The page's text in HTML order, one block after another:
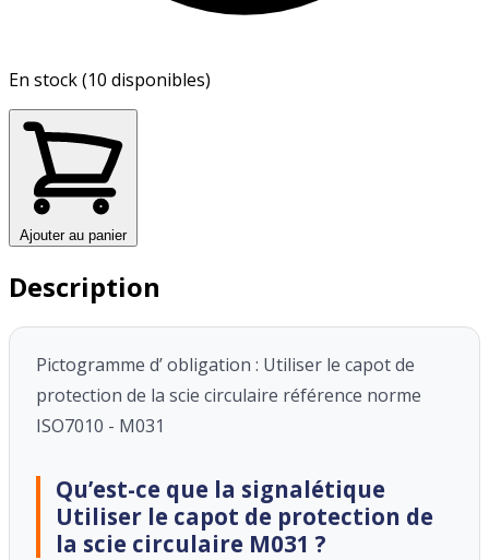
En stock (10 disponibles)
Ajouter au panier
Description
Pictogramme d’ obligation : Utiliser le capot de
protection de la scie circulaire référence norme
ISO7010 - M031
Qu’est-ce que la signalétique
Utiliser le capot de protection de
la scie circulaire M031 ?